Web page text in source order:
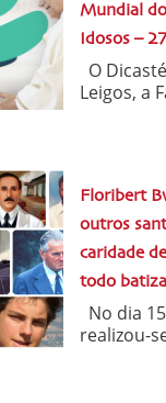
Mundial
Idosos –
O
Leigos, a
Floribert
outros
caridade
todo
No dia
realizou-